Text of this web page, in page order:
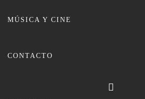
MÚSICA Y CINE
CONTACTO
130 directores de